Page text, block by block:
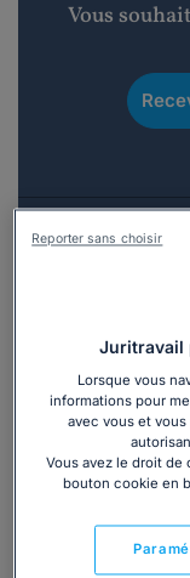
Vous
Vous
ou appelez le
Juritravail
Lorsque vous
informations pour
avec vous et
Vous avez le droit de
bouton cookie en
Reporter sans choisir